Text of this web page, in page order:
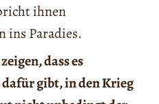
ihnen
ins Paradies.
dass es
gibt, in den Krieg